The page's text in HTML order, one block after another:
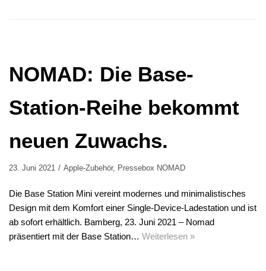
NOMAD: Die Base-
Station-Reihe bekommt
neuen Zuwachs.
23. Juni 2021 Apple-Zubehör, Pressebox NOMAD
Die Base Station Mini vereint modernes und minimalistisches
Design mit dem Komfort einer Single-Device-Ladestation und ist
ab sofort erhältlich. Bamberg, 23. Juni 2021 – Nomad
präsentiert mit der Base Station… Weiterlesen »